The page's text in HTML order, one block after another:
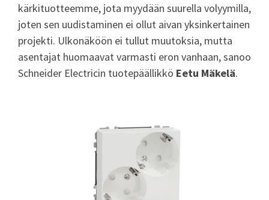
kärkituotteemme, jota myydään suurella volyymilla,
joten sen uudistaminen ei ollut aivan yksinkertainen
projekti. Ulkonäköön ei tullut muutoksia, mutta
asentajat huomaavat varmasti eron vanhaan, sanoo
Schneider Electricin tuotepäällikkö Eetu Mäkelä.